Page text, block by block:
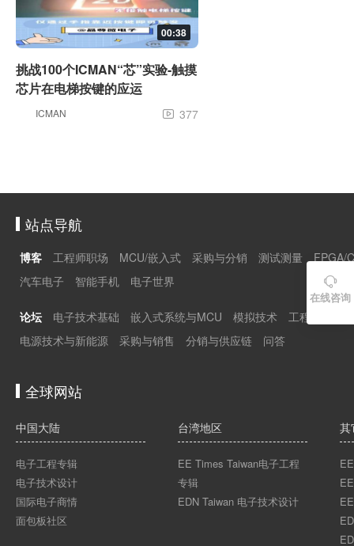
00:38
挑战100个ICMAN“芯”实验-触摸
芯片在电梯按键的应运
ICMAN  377
站点导航
博客 工程师职场 MCU/嵌入式 采购与分销 测试测量
FPGA/
汽车电子
智能手机 电子世界
论坛 电子技术基础 嵌入式系统与MCU 模拟技术
工程师职场
电源技术与新能源
采购与销售 分销与供应链 问答
全球网站
中国大陆
电子工程专辑
电子技术设计
国际电子商情
面包板社区
台湾地区
EE Times Taiwan电子工程
专辑
EDN Taiwan 电子技术设计
其

在线咨询